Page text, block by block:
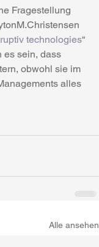
Fragestellung
technologies“
es sein, dass
obwohl sie im
alles
Alle ansehen